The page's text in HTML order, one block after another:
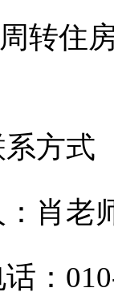
住房
方式
肖老
010-